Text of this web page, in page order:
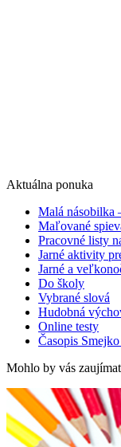
Aktuálna ponuka
Malá násobilka
Maľované
Pracovné listy
Jarné aktivity
Jarné a
Do školy
Vybrané slová
Hudobná
Online testy
Časopis
Mohlo by vás